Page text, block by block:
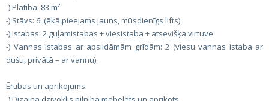
-) Platība: 83 m²
-) Stāvs: 6. (ēkā pieejams jauns, mūsdienīgs lifts)
-) Istabas: 2 guļamistabas + viesistaba + atsevišķa virtuve
-) Vannas istabas ar apsildāmām grīdām: 2 (viesu vannas istaba ar
dušu, privātā – ar vannu).
Ērtības un aprīkojums: